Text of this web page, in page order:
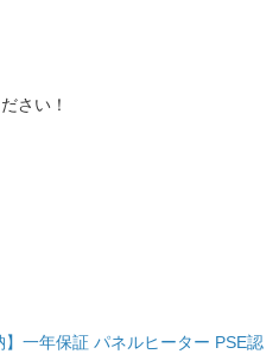
さい！​​​
一年保証 パネルヒーター PSE認